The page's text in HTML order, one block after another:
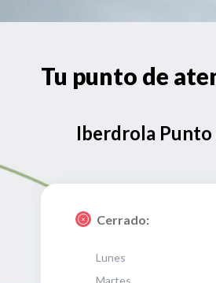
Tu punto de
Iberdrola
Cerrado:
Lunes
Martes